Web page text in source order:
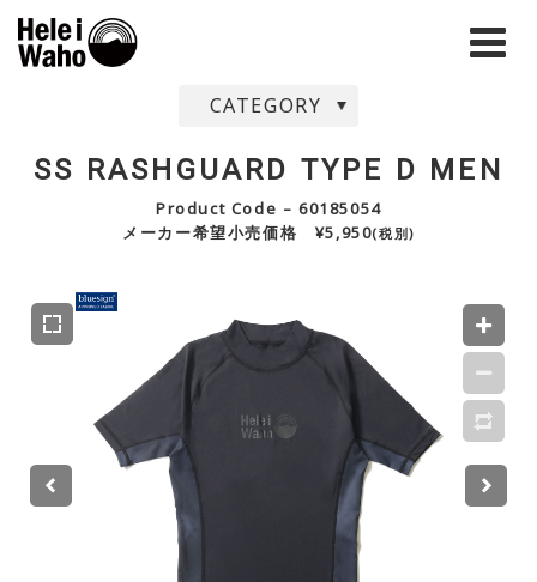
CATEGORY
SS RASHGUARD TYPE D MEN
Product Code – 60185054
メーカー希望小売価格 ¥5,950(税別)